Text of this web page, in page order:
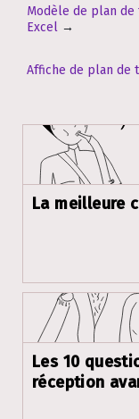
Modèle de plan de
Excel →
Affiche de plan de
La meilleure
Les 10
réception